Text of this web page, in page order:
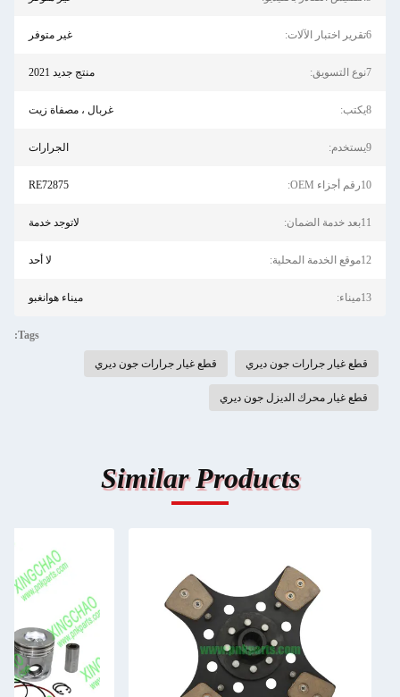
6تقرير اختبار الآلات: غير متوفر
7نوع التسويق: منتج جديد 2021
8يكتب: غربال ، مصفاة زيت
9يستخدم: الجرارات
10رقم أجزاء OEM: RE72875
11بعد خدمة الضمان: لاتوجد خدمة
12موقع الخدمة المحلية: لا أحد
13ميناء: ميناء هوانغبو
Tags:
قطع غيار جرارات جون ديري قطع غيار جرارات جون ديري
قطع غيار محرك الديزل جون ديري
Similar Products